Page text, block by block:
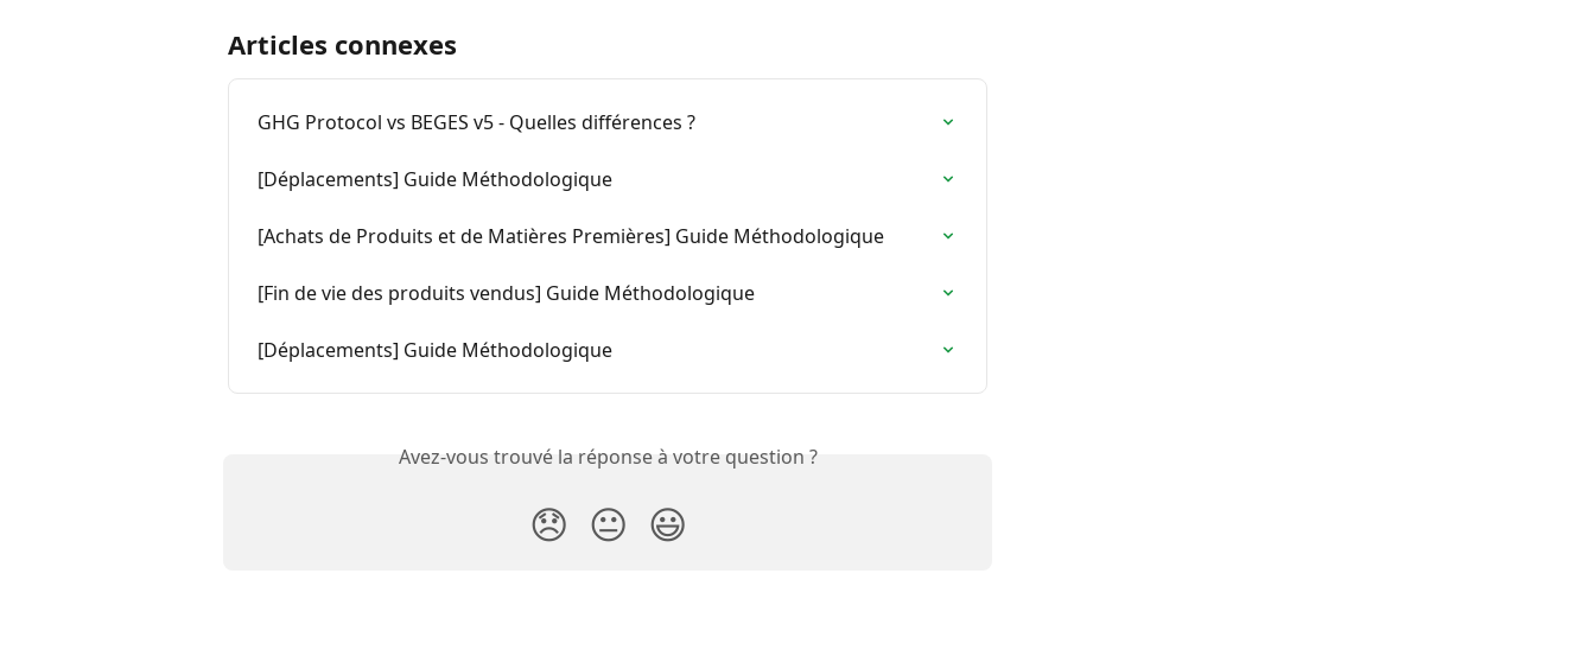
Articles connexes
GHG Protocol vs BEGES v5 - Quelles différences ?
[Déplacements] Guide Méthodologique
[Achats de Produits et de Matières Premières] Guide Méthodologique
[Fin de vie des produits vendus] Guide Méthodologique
[Déplacements] Guide Méthodologique
Avez-vous trouvé la réponse à votre question ?
😞 😐 😃